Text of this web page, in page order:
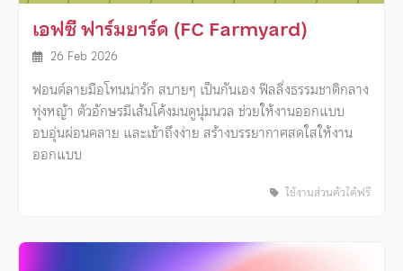
เอฟซี ฟาร์มยาร์ด (FC Farmyard)
26 Feb 2026
ฟอนต์ลายมือโทนน่ารัก สบายๆ เป็นกันเอง ฟีลลิ่งธรรมชาติกลาง
ทุ่งหญ้า ตัวอักษรมีเส้นโค้งมนดูนุ่มนวล ช่วยให้งานออกแบบ
อบอุ่นผ่อนคลาย และเข้าถึงง่าย สร้างบรรยากาศสดใสให้งาน
ออกแบบ
ใช้งานส่วนตัวได้ฟรี